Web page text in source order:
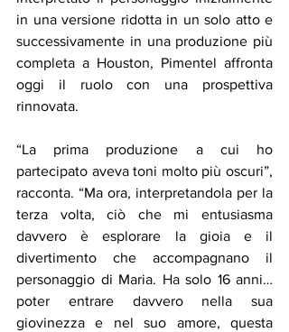
in una versione ridotta in un solo atto e
successivamente in una produzione più
completa a Houston, Pimentel affronta
oggi il ruolo con una prospettiva
rinnovata.
“La prima produzione a cui ho
partecipato aveva toni molto più oscuri”,
racconta. “Ma ora, interpretandola per la
terza volta, ciò che mi entusiasma
davvero è esplorare la gioia e il
divertimento che accompagnano il
personaggio di Maria. Ha solo 16 anni…
poter entrare davvero nella sua
giovinezza e nel suo amore, questa